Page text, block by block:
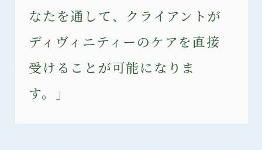
なたを通して、クライアントが
ディヴィニティーのケアを直接
受けることが可能になりま
す。」